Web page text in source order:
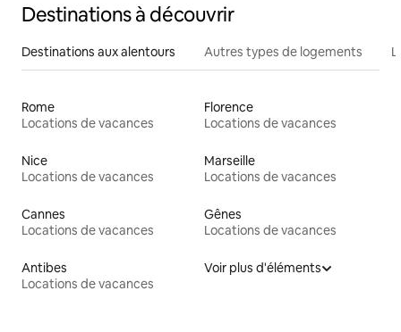
Destinations à découvrir
Destinations aux alentours Autres types de logements
Rome
Locations de vacances
Florence
Locations de vacances
Nice
Locations de vacances
Marseille
Locations de vacances
Cannes
Locations de vacances
Gênes
Locations de vacances
Antibes
Locations de vacances
Voir plus d'éléments